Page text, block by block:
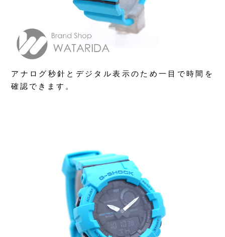
アナログ秒針とデジタル表示のため一目で時間を
確認できます。